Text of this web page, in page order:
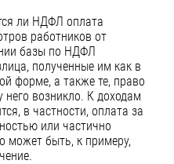
ли НДФЛ оплата
работников от
базы по НДФЛ
полученные им как в
форме, а также те, право
возникло. К доходам
в частности, оплата за
или частично
может быть, к примеру,